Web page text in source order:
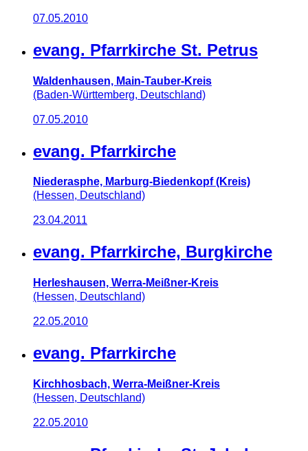
07.05.2010
evang. Pfarrkirche St. Petrus
Waldenhausen, Main-Tauber-Kreis
(Baden-Württemberg, Deutschland)
07.05.2010
evang. Pfarrkirche
Niederasphe, Marburg-Biedenkopf (Kreis)
(Hessen, Deutschland)
23.04.2011
evang. Pfarrkirche, Burgkirche
Herleshausen, Werra-Meißner-Kreis
(Hessen, Deutschland)
22.05.2010
evang. Pfarrkirche
Kirchhosbach, Werra-Meißner-Kreis
(Hessen, Deutschland)
22.05.2010